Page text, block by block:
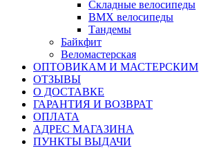
Складные велосипеды
BMX велосипеды
Тандемы
Байкфит
Веломастерская
ОПТОВИКАМ И МАСТЕРСКИМ
ОТЗЫВЫ
О ДОСТАВКЕ
ГАРАНТИЯ И ВОЗВРАТ
ОПЛАТА
АДРЕС МАГАЗИНА
ПУНКТЫ ВЫДАЧИ